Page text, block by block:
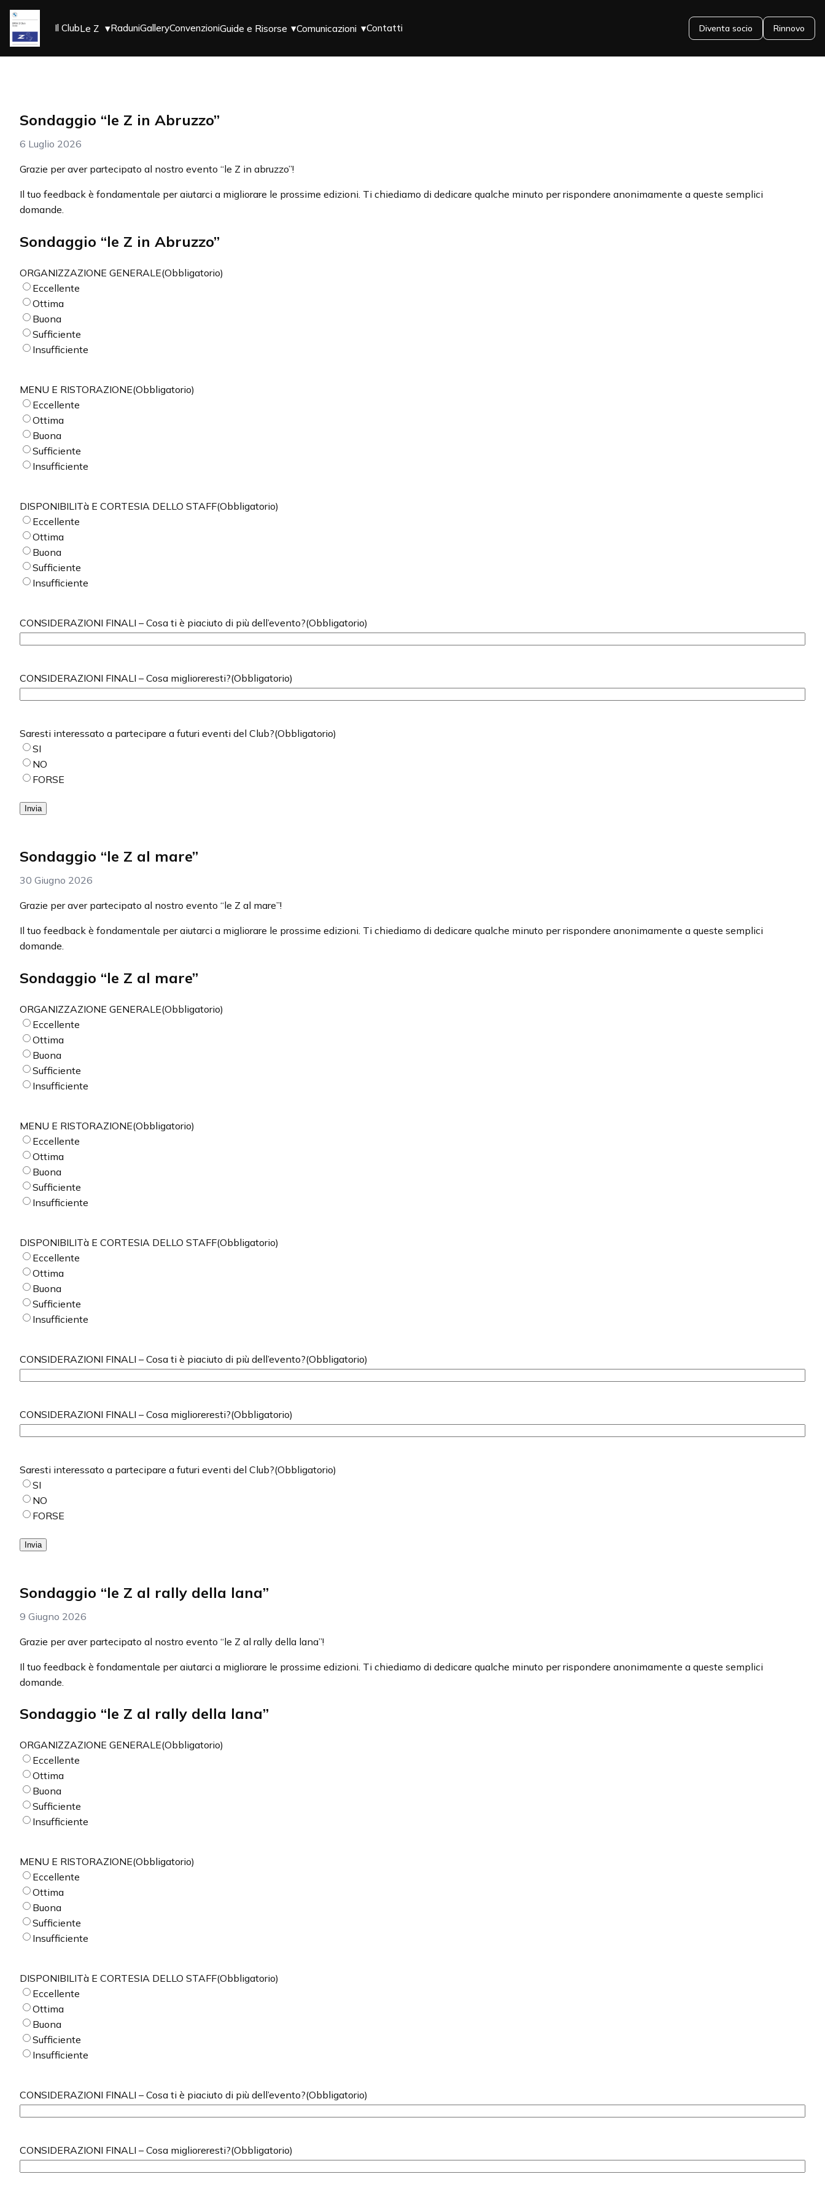
Il ClubLe Z ▾RaduniGalleryConvenzioniGuide e Risorse Comunicazioni Contatti Diventa socio Rinnovo
Sondaggio “le Z in Abruzzo”
6 Luglio 2026
Grazie per aver partecipato al nostro evento “le Z in abruzzo”!
Il tuo feedback è fondamentale per aiutarci a migliorare le prossime edizioni. Ti chiediamo di dedicare qualche minuto per rispondere anonimamente a queste semplici
domande.
Sondaggio “le Z in Abruzzo”
ORGANIZZAZIONE GENERALE(Obbligatorio)
Eccellente
Ottima
Buona
Sufficiente
Insufficiente
MENU E RISTORAZIONE(Obbligatorio)
Eccellente
Ottima
Buona
Sufficiente
Insufficiente
DISPONIBILITà E CORTESIA DELLO STAFF(Obbligatorio)
Eccellente
Ottima
Buona
Sufficiente
Insufficiente
CONSIDERAZIONI FINALI – Cosa ti è piaciuto di più dell’evento?(Obbligatorio)
CONSIDERAZIONI FINALI – Cosa miglioreresti?(Obbligatorio)
Saresti interessato a partecipare a futuri eventi del Club?(Obbligatorio)
SI
NO
FORSE
Invia
Sondaggio “le Z al mare”
30 Giugno 2026
Grazie per aver partecipato al nostro evento “le Z al mare”!
Il tuo feedback è fondamentale per aiutarci a migliorare le prossime edizioni. Ti chiediamo di dedicare qualche minuto per rispondere anonimamente a queste semplici
domande.
Sondaggio “le Z al mare”
ORGANIZZAZIONE GENERALE(Obbligatorio)
Eccellente
Ottima
Buona
Sufficiente
Insufficiente
MENU E RISTORAZIONE(Obbligatorio)
Eccellente
Ottima
Buona
Sufficiente
Insufficiente
DISPONIBILITà E CORTESIA DELLO STAFF(Obbligatorio)
Eccellente
Ottima
Buona
Sufficiente
Insufficiente
CONSIDERAZIONI FINALI – Cosa ti è piaciuto di più dell’evento?(Obbligatorio)
CONSIDERAZIONI FINALI – Cosa miglioreresti?(Obbligatorio)
Saresti interessato a partecipare a futuri eventi del Club?(Obbligatorio)
SI
NO
FORSE
Invia
Sondaggio “le Z al rally della lana”
9 Giugno 2026
Grazie per aver partecipato al nostro evento “le Z al rally della lana”!
Il tuo feedback è fondamentale per aiutarci a migliorare le prossime edizioni. Ti chiediamo di dedicare qualche minuto per rispondere anonimamente a queste semplici
domande.
Sondaggio “le Z al rally della lana”
ORGANIZZAZIONE GENERALE(Obbligatorio)
Eccellente
Ottima
Buona
Sufficiente
Insufficiente
MENU E RISTORAZIONE(Obbligatorio)
Eccellente
Ottima
Buona
Sufficiente
Insufficiente
DISPONIBILITà E CORTESIA DELLO STAFF(Obbligatorio)
Eccellente
Ottima
Buona
Sufficiente
Insufficiente
CONSIDERAZIONI FINALI – Cosa ti è piaciuto di più dell’evento?(Obbligatorio)
CONSIDERAZIONI FINALI – Cosa miglioreresti?(Obbligatorio)